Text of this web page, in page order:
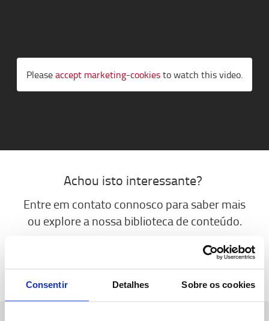
Consentir Detalhes Sobre os cookies
Pleaseaccept marketing-cookiesto watch this video.
Achou isto interessante?
Entre em contato connosco para saber mais
ou exploreanossa biblioteca de conteúdo.
BIBLIOTECA DE CONTEÚDOS